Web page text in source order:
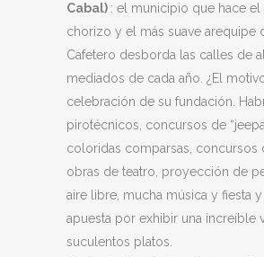
Cabal) : el municipio que hace
chorizo y el más suave arequipe
Cafetero desborda las calles de
mediados de cada año. ¿El
celebración de su fundación.
pirotécnicos, concursos de
coloridas comparsas, concursos
obras de teatro, proyección de
aire libre, mucha música y fiesta
apuesta por exhibir una increíble
suculentos platos.